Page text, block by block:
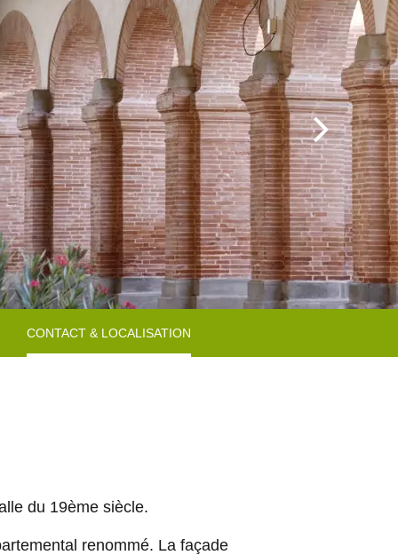
de camping-cars
venir ?
CONTACT & LOCALISATION
du 19ème siècle.
renommé. La façade